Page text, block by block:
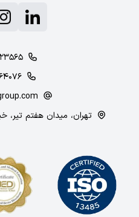
۰۲۱-
تهران، میدان هفتم تیر، خیابان